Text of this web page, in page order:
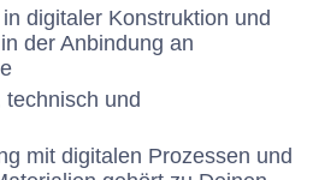
digitaler Konstruktion und
der Anbindung an
und
mit digitalen Prozessen und